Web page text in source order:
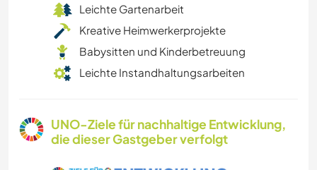
Leichte Gartenarbeit
Kreative Heimwerkerprojekte
Babysitten und Kinderbetreuung
Leichte Instandhaltungsarbeiten
UNO-Ziele für nachhaltige Entwicklung,
die dieser Gastgeber verfolgt